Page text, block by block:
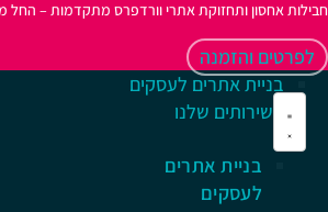
אחסון ותחזוקת אתרי וורדפרס מתקדמות – החל מ- 54 ש"ח לחודש כולל מע"מ
לפרטים והזמנה
בניית אתרים
לעסקים
בניית אתרים לעסקים
השירותים שלנו